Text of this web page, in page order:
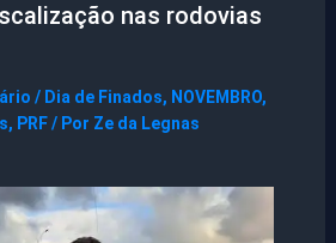
nas rodovias
/ Dia de Finados, NOVEMBRO,
, PRF/ Por Ze da Legnas